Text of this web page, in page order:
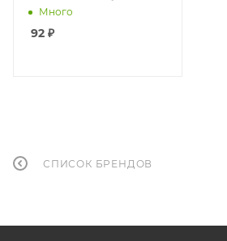
Много
92 ₽
СПИСОК БРЕНДОВ